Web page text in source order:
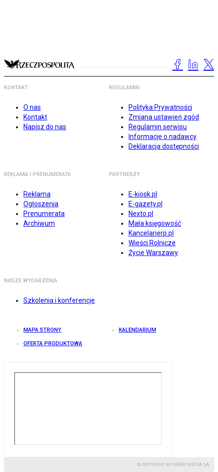
KONTAKT
O nas
Kontakt
Napisz do nas
REGULAMIN
Polityka Prywatności
Zmiana ustawień zgód
Regulamin serwisu
Informacje o nadawcy
Deklaracja dostępności
REKLAMA I PRENUMERATA
Reklama
Ogłoszenia
Prenumerata
Archiwum
PARTNERZY
E-kiosk.pl
E-gazety.pl
Nexto.pl
Mała księgowość
Kancelarierp.pl
Wieści Rolnicze
Życie Warszawy
NASZE WYDARZENIA
Szkolenia i konferencje
MAPA STRONY KALENDARIUM
OFERTA PRODUKTOWA
© COPYRIGHT BY GREMI MEDIA SA